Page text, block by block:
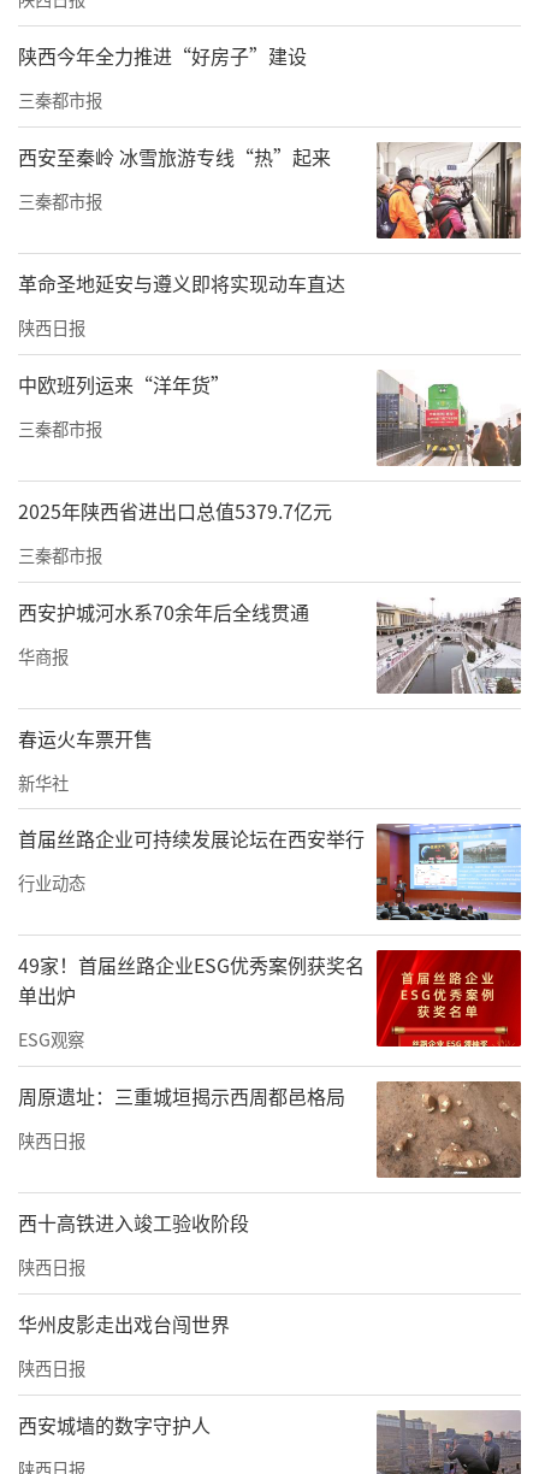
陕西今年全力推进“好房子”建设
三秦都市报
西安至秦岭 冰雪旅游专线“热”起来
三秦都市报
革命圣地延安与遵义即将实现动车直达
陕西日报
中欧班列运来“洋年货”
三秦都市报
2025年陕西省进出口总值5379.7亿元
三秦都市报
西安护城河水系70余年后全线贯通
华商报
春运火车票开售
新华社
首届丝路企业可持续发展论坛在西安举行
行业动态
49家！首届丝路企业ESG优秀案例获奖名
单出炉
ESG观察
周原遗址：三重城垣揭示西周都邑格局
陕西日报
西十高铁进入竣工验收阶段
陕西日报
华州皮影走出戏台闯世界
陕西日报
西安城墙的数字守护人
陕西日报